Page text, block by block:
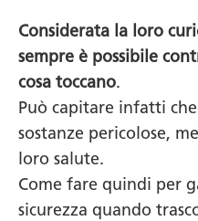
Considerata la loro
sempre è possibile
cosa toccano.
Può capitare infatti
sostanze pericolose,
loro salute.
Come fare quindi per
sicurezza quando